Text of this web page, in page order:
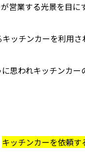
営業する光景を目に
ッチンカーを利用
思われキッチンカ
キッチンカーを依頼